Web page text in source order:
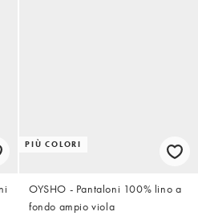
PIÙ COLORI
OYSHO - Pantaloni 100% lino a
fondo ampio viola